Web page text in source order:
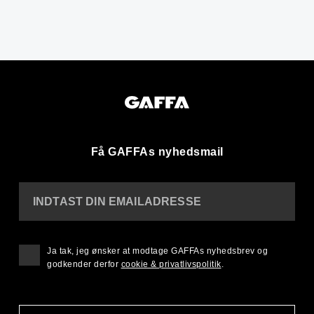
Få GAFFAs nyhedsmail
INDTAST DIN EMAILADRESSE
Ja tak, jeg ønsker at modtage GAFFAs nyhedsbrev og
godkender derfor cookie & privatlivspolitik.